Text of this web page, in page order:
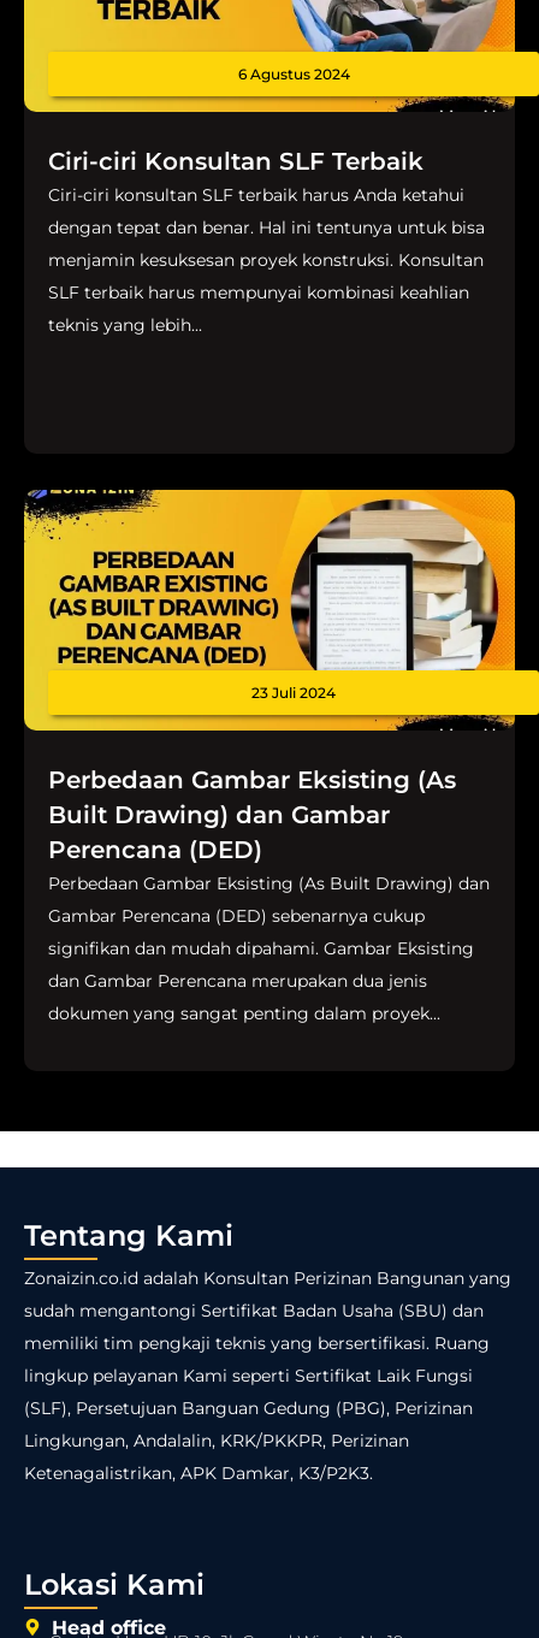
6 Agustus 2024
Ciri-ciri Konsultan SLF Terbaik
Ciri-ciri konsultan SLF terbaik harus Anda ketahui
dengan tepat dan benar. Hal ini tentunya untuk bisa
menjamin kesuksesan proyek konstruksi. Konsultan
SLF terbaik harus mempunyai kombinasi keahlian
teknis yang lebih...
23 Juli 2024
Perbedaan Gambar Eksisting (As
Built Drawing) dan Gambar
Perencana (DED)
Perbedaan Gambar Eksisting (As Built Drawing) dan
Gambar Perencana (DED) sebenarnya cukup
signifikan dan mudah dipahami. Gambar Eksisting
dan Gambar Perencana merupakan dua jenis
dokumen yang sangat penting dalam proyek...
Tentang Kami
Zonaizin.co.id adalah Konsultan Perizinan Bangunan yang
sudah mengantongi Sertifikat Badan Usaha (SBU) dan
memiliki tim pengkaji teknis yang bersertifikasi. Ruang
lingkup pelayanan Kami seperti Sertifikat Laik Fungsi
(SLF), Persetujuan Banguan Gedung (PBG), Perizinan
Lingkungan, Andalalin, KRK/PKKPR, Perizinan
Ketenagalistrikan, APK Damkar, K3/P2K3.
Lokasi Kami
Head office